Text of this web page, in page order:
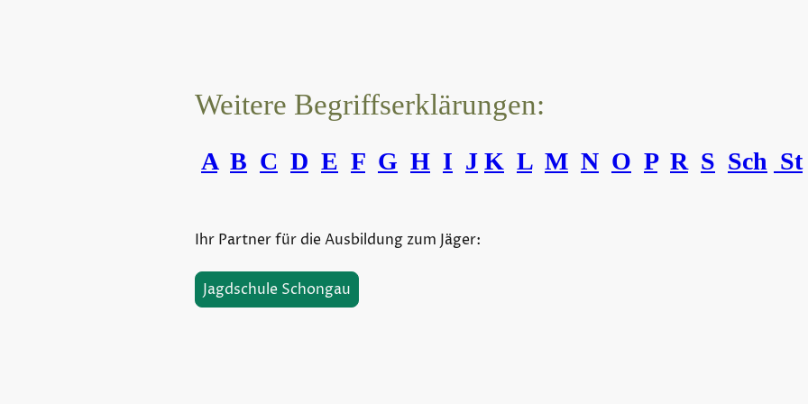
Weitere Begriffserklärungen:
A B C D E F G H I J K L M N O P R S Sch St
Ihr Partner für die Ausbildung zum Jäger:
Jagdschule Schongau